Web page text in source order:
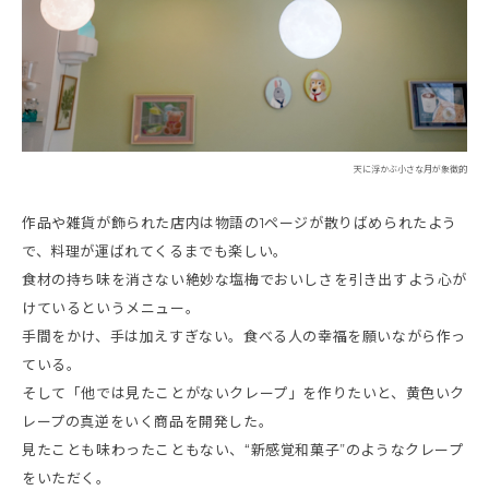
天に浮かぶ小さな月が象徴的
作品や雑貨が飾られた店内は物語の1ページが散りばめられたよう
で、料理が運ばれてくるまでも楽しい。
食材の持ち味を消さない絶妙な塩梅でおいしさを引き出すよう心が
けているというメニュー。
手間をかけ、手は加えすぎない。食べる人の幸福を願いながら作っ
ている。
そして「他では見たことがないクレープ」を作りたいと、黄色いク
レープの真逆をいく商品を開発した。
見たことも味わったこともない、“新感覚和菓子”のようなクレープ
をいただく。